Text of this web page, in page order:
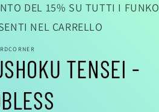
DEL 15% SU TUTTI I FUNKO
NEL CARRELLO
TENSEI -